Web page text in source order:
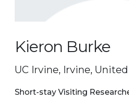
Kieron Burke
UC Irvine, Irvine,
Short-stay Visiting